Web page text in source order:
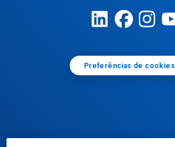
Preferências de cookies